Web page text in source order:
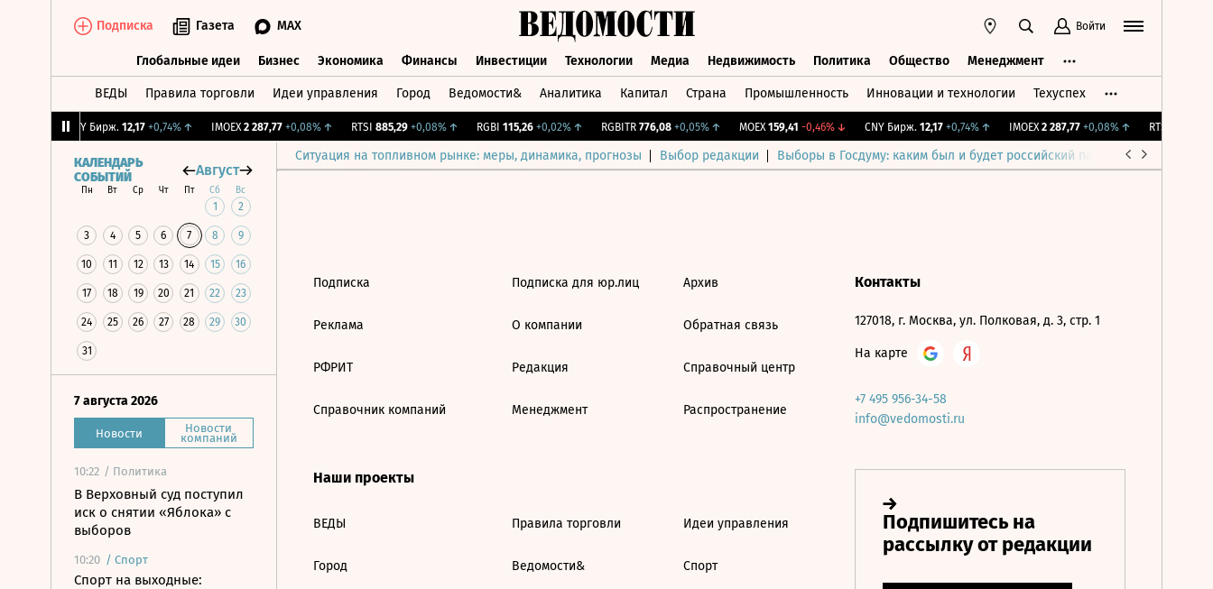
Подписка Газета MAX Войти
Глобальные идеи Бизнес Экономика Финансы Инвестиции Технологии Медиа Недвижимость Политика Общество Менеджмент
ВЕДЫ Правила торговли Идеи управления Город Ведомости& Аналитика Капитал Страна Промышленность Инновации и технологии Техуспех
CNY Бирж. 12,17 +0,74%↑ IMOEX 2 287,77 +0,08%↑ RTSI 885,29 +0,08%↑ RGBI 115,26 +0,02%↑ RGBITR 776,08 +0,05%↑ MOEX 159,41 -0,46%↓ CNY Бирж. 12,17 +0,74%↑ IMOEX 2 287,77 +0,08%↑ RTSI
Ситуация на топливном рынке: меры, динамика, прогнозы Выбор редакции Выборы в Госдуму: каким был и будет российский парламент
КАЛЕНДАРЬ
СОБЫТИЙ
Август
Пн Вт Ср Чт Пт Сб Вс
1 2
3 4 5 6 7 8 9
10 11 12 13 14 15 16
17 18 19 20 21 22 23
24 25 26 27 28 29 30
31
7 августа 2026
Новости Новости
компаний
10:22 / Политика
В Верховный суд поступил
иск о снятии «Яблока» с
выборов
10:20 / Спорт
Спорт на выходные:
Подписка
Реклама
РФРИТ
Справочник компаний
Подписка для юр.лиц
О компании
Редакция
Менеджмент
Архив
Обратная связь
Справочный центр
Распространение
Наши проекты
ВЕДЫ
Город
Правила торговли
Ведомости&
Идеи управления
Спорт
Контакты
127018, г. Москва, ул. Полковая, д. 3, стр. 1
На карте
+7 495 956-34-58
info@vedomosti.ru